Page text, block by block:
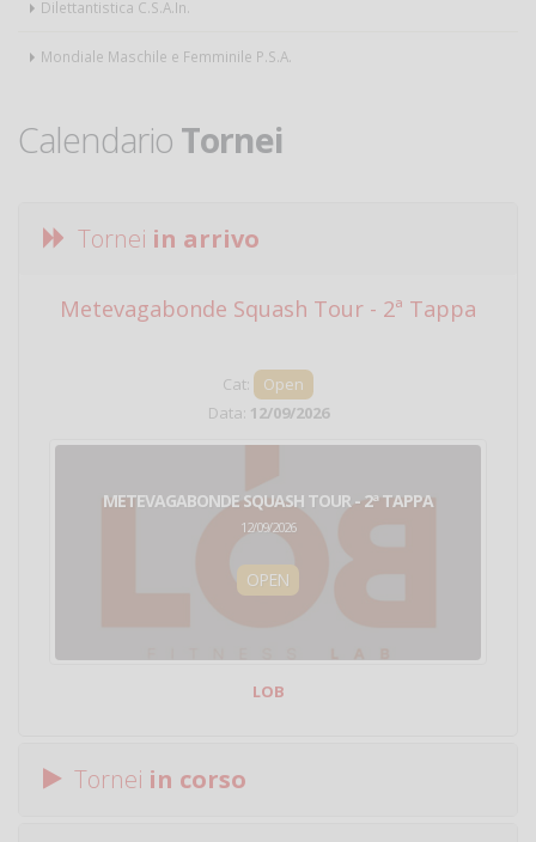
Dilettantistica C.S.A.In.
Mondiale Maschile e Femminile P.S.A.
Calendario Tornei
Tornei in arrivo
Metevagabonde Squash Tour - 2ª Tappa
Cat:
Open
Data: 12/09/2026
METEVAGABONDE SQUASH TOUR - 2ª TAPPA
12/09/2026
OPEN
LOB
Tornei in corso